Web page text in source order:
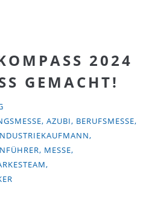
2024
GEMACHT!
, AZUBI, BERUFSMESSE,
,
, MESSE,
,